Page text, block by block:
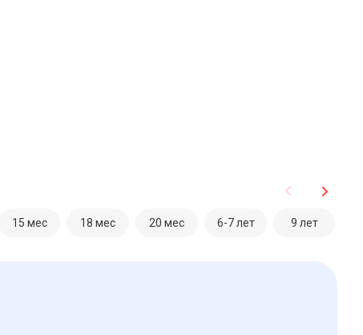
15 мес 18 мес 20 мес 6-7 лет 9 лет